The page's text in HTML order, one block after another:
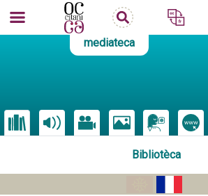
mediateca
Bibliotèca